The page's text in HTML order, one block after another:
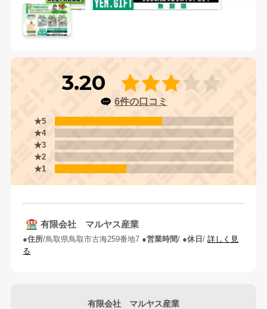
3.20
6件の口コミ
★5
★4
★3
★2
★1
有限会社 マルヤス産業
住所 鳥取県鳥取市古海259番地7 営業時間 休日 詳しく見
る
有限会社 マルヤス産業